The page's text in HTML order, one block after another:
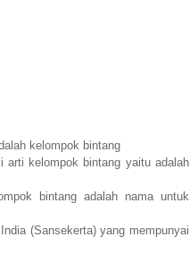
kelompok bintang
kelompok bintang yaitu adalah
bintang adalah nama untuk
(Sansekerta) yang mempunyai